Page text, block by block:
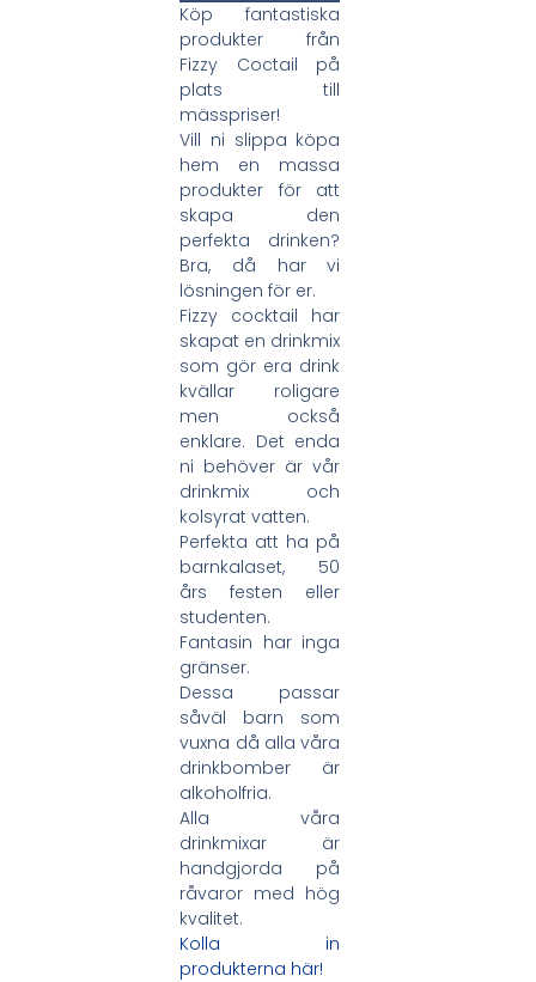
Köp fantastiska
produkter från
Fizzy Coctail på
plats till
mässpriser!
Vill ni slippa köpa
hem en massa
produkter för att
skapa den
perfekta drinken?
Bra, då har vi
lösningen för er.
Fizzy cocktail har
skapat en drinkmix
som gör era drink
kvällar roligare
men också
enklare. Det enda
ni behöver är vår
drinkmix och
kolsyrat vatten.
Perfekta att ha på
barnkalaset, 50
års festen eller
studenten.
Fantasin har inga
gränser.
Dessa passar
såväl barn som
vuxna då alla våra
drinkbomber är
alkoholfria.
Alla våra
drinkmixar är
handgjorda på
råvaror med hög
kvalitet.
Kolla in
produkterna här!